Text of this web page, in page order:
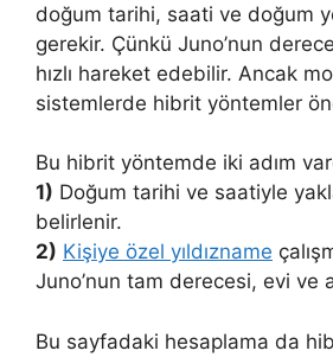
doğum tarihi, saati ve doğum
gerekir. Çünkü Juno’nun
hızlı hareket edebilir. Ancak
sistemlerde hibrit yöntemler
Bu hibrit yöntemde iki adım
1) Doğum tarihi ve saatiyle
belirlenir.
2) Kişiye özel yıldızname
Juno’nun tam derecesi, evi ve
Bu sayfadaki hesaplama da